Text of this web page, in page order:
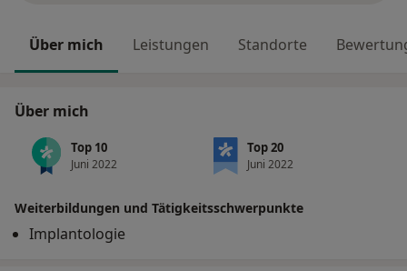
Über mich Leistungen Standorte
Über mich
Top 10
Juni 2022
Top 20
Juni 2022
Weiterbildungen und Tätigkeitsschwerpunkte
Implantologie